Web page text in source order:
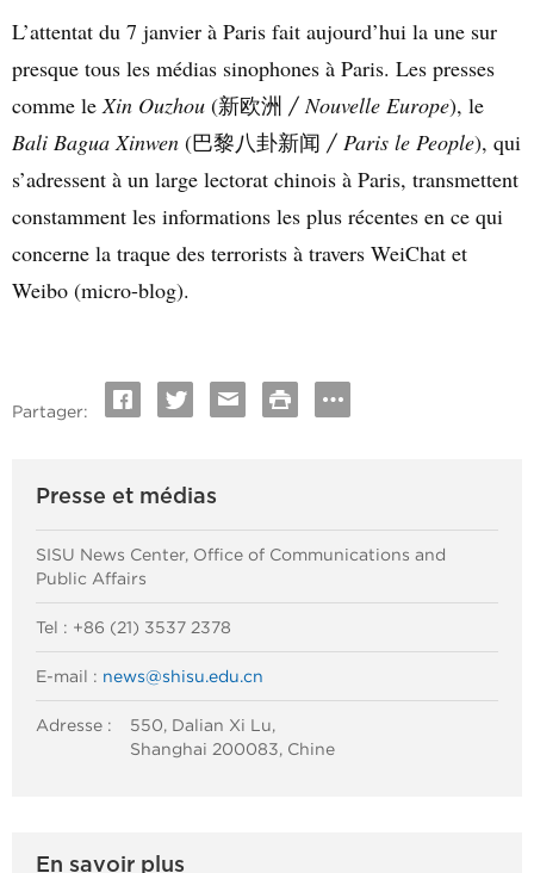
L’attentat du 7 janvier à Paris fait aujourd’hui la une sur
presque tous les médias sinophones à Paris. Les presses
comme le Xin Ouzhou (新欧洲 / Nouvelle Europe), le
Bali Bagua Xinwen (巴黎八卦新闻 / Paris le People), qui
s’adressent à un large lectorat chinois à Paris, transmettent
constamment les informations les plus récentes en ce qui
concerne la traque des terrorists à travers WeiChat et
Weibo (micro-blog).
Partager:
Presse et médias
SISU News Center, Office of Communications and
Public Affairs
Tel : +86 (21) 3537 2378
E-mail : news@shisu.edu.cn
Adresse :
550, Dalian Xi Lu,
Shanghai 200083, Chine
En savoir plus